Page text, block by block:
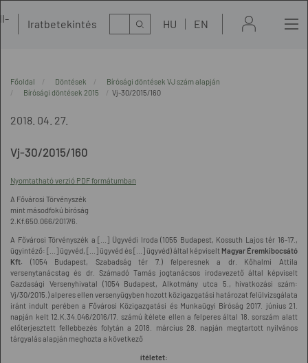
Iratbetekintés Kereső HU EN
Főoldal Döntések
Bírósági döntések VJ szám alapján
Bírósági döntések 2015
Vj-30/2015/160
2018. 04. 27.
Vj-30/2015/160
Nyomtatható verzió PDF formátumban
A Fővárosi Törvényszék
mint másodfokú bíróság
2.Kf.650.066/2017/6.
A Fővárosi Törvényszék a [...] Ügyvédi Iroda (1055 Budapest, Kossuth Lajos tér 16-17.,
ügyintéző: [...] ügyvéd, [...] ügyvéd és [...] ügyvéd) által képviselt Magyar Éremkibocsátó
Kft. (1054 Budapest, Szabadság tér 7.) felperesnek a dr. Kőhalmi Attila
versenytanácstag és dr. Számadó Tamás jogtanácsos irodavezető által képviselt
Gazdasági Versenyhivatal (1054 Budapest, Alkotmány utca 5., hivatkozási szám:
Vj/30/2015.) alperes ellen versenyügyben hozott közigazgatási határozat felülvizsgálata
iránt indult perében a Fővárosi Közigazgatási és Munkaügyi Bíróság 2017. június 21.
napján kelt 12.K.34.046/2016/17. számú ítélete ellen a felperes által 18. sorszám alatt
előterjesztett fellebbezés folytán a 2018. március 28. napján megtartott nyilvános
tárgyalás alapján meghozta a következő
ítéletet: